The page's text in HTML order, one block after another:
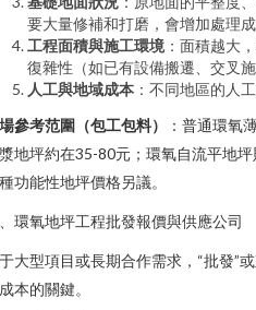
要大量修補和打磨，會增加處理
工程面積與施工環境 ：面積越大
復雜性（如已有設備搬遷、交叉
人工與地域成本 ：不同地區的人
參考范圍（包工包料）
：普通環氧
地坪約在35-80元；環氧自流平地
功能性地坪價格另議。
環氧地坪工程批發報價與供應公司
大型項目或長期合作需求，“批發”
本的關鍵。